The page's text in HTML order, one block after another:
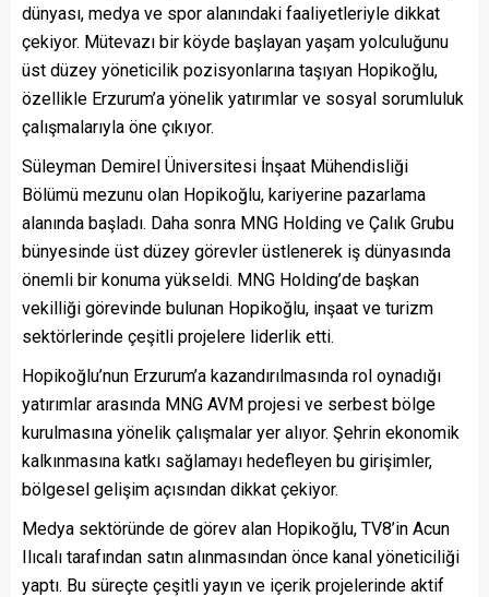
dünyası, medya ve spor alanındaki faaliyetleriyle dikkat
çekiyor. Mütevazı bir köyde başlayan yaşam yolculuğunu
üst düzey yöneticilik pozisyonlarına taşıyan Hopikoğlu,
özellikle Erzurum’a yönelik yatırımlar ve sosyal sorumluluk
çalışmalarıyla öne çıkıyor.
Süleyman Demirel Üniversitesi İnşaat Mühendisliği
Bölümü mezunu olan Hopikoğlu, kariyerine pazarlama
alanında başladı. Daha sonra MNG Holding ve Çalık Grubu
bünyesinde üst düzey görevler üstlenerek iş dünyasında
önemli bir konuma yükseldi. MNG Holding’de başkan
vekilliği görevinde bulunan Hopikoğlu, inşaat ve turizm
sektörlerinde çeşitli projelere liderlik etti.
Hopikoğlu’nun Erzurum’a kazandırılmasında rol oynadığı
yatırımlar arasında MNG AVM projesi ve serbest bölge
kurulmasına yönelik çalışmalar yer alıyor. Şehrin ekonomik
kalkınmasına katkı sağlamayı hedefleyen bu girişimler,
bölgesel gelişim açısından dikkat çekiyor.
Medya sektöründe de görev alan Hopikoğlu, TV8’in Acun
Ilıcalı tarafından satın alınmasından önce kanal yöneticiliği
yaptı. Bu süreçte çeşitli yayın ve içerik projelerinde aktif